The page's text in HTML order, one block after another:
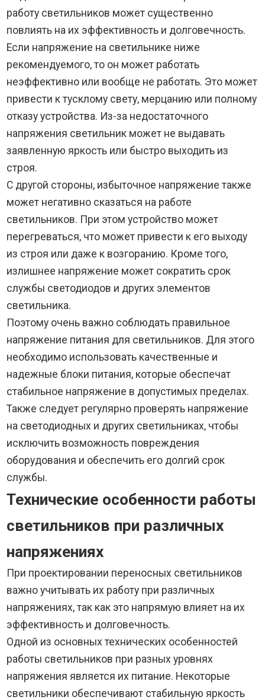
работу светильников может существенно
повлиять на их эффективность и долговечность.
Если напряжение на светильнике ниже
рекомендуемого, то он может работать
неэффективно или вообще не работать. Это может
привести к тусклому свету, мерцанию или полному
отказу устройства. Из-за недостаточного
напряжения светильник может не выдавать
заявленную яркость или быстро выходить из
строя.
С другой стороны, избыточное напряжение также
может негативно сказаться на работе
светильников. При этом устройство может
перегреваться, что может привести к его выходу
из строя или даже к возгоранию. Кроме того,
излишнее напряжение может сократить срок
службы светодиодов и других элементов
светильника.
Поэтому очень важно соблюдать правильное
напряжение питания для светильников. Для этого
необходимо использовать качественные и
надежные блоки питания, которые обеспечат
стабильное напряжение в допустимых пределах.
Также следует регулярно проверять напряжение
на светодиодных и других светильниках, чтобы
исключить возможность повреждения
оборудования и обеспечить его долгий срок
службы.
Технические особенности работы
светильников при различных
напряжениях
При проектировании переносных светильников
важно учитывать их работу при различных
напряжениях, так как это напрямую влияет на их
эффективность и долговечность.
Одной из основных технических особенностей
работы светильников при разных уровнях
напряжения является их питание. Некоторые
светильники обеспечивают стабильную яркость